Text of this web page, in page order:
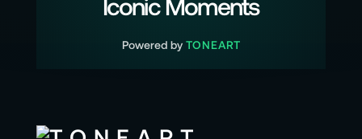
Powered by TONEART